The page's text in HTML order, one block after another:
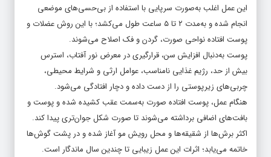
این عمل اغلب به‌صورت سرپایی با استفاده از بی‌حسی‌های موضعی
انجام شده و به‌مدت ۲ تا ۵ ساعت طول می‌کشد؛ با این روش عضلات و
پوست افتاده نواحی صورت، گردن و فک اصلاح می‌شوند.
پوست به‌دنبال افزایش سن، قرارگیری در معرض نور آفتاب، استرس
بیش از حد، رژیم غذایی نامناسب، عوامل ارثی و شرایط محیطی،
چربی‌های زیرپوستی را از دست داده و دچار افتادگی می‌شود.
هنگام عمل، پوست افتاده صورت به‌سمت عقب کشیده شده و پوست و
بافت‌های اضافی برداشته می‌شوند تا صورت شکل جوان‌تری پیدا کند.
اکثر برش‌ها از شقیقه‌ها و محل رویش مو آغاز شده و در پشت گوش‌ها
خاتمه می‌یابد؛ اثرات این عمل زیبایی تا چندین سال ماندگار است.